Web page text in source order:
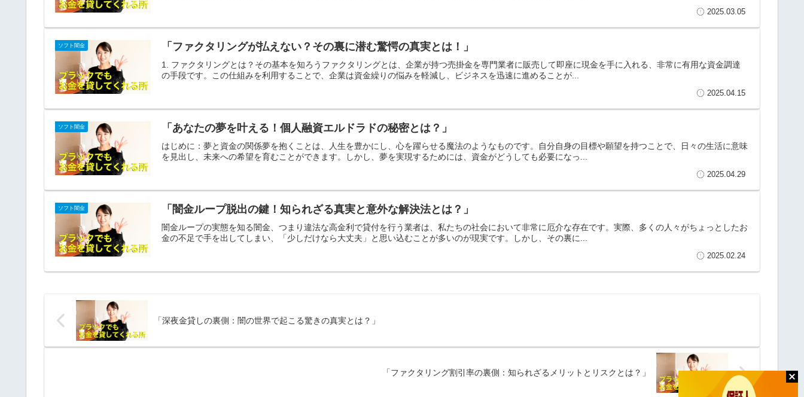
2025.03.05
ソフト闇金 「ファクタリングが払えない？その裏に潜む驚愕の真実とは！」
1. ファクタリングとは？その基本を知ろうファクタリングとは、企業が持つ売掛金を専門業者に販売して即座に現金を手に入れる、非常に有用な資金調達
の手段です。この仕組みを利用することで、企業は資金繰りの悩みを軽減し、ビジネスを迅速に進めることが...
2025.04.15
ソフト闇金 「あなたの夢を叶える！個人融資エルドラドの秘密とは？」
はじめに：夢と資金の関係夢を抱くことは、人生を豊かにし、心を躍らせる魔法のようなものです。自分自身の目標や願望を持つことで、日々の生活に意味
を見出し、未来への希望を育むことができます。しかし、夢を実現するためには、資金がどうしても必要になっ...
2025.04.29
ソフト闇金 「闇金ループ脱出の鍵！知られざる真実と意外な解決法とは？」
闇金ループの実態を知る闇金、つまり違法な高金利で貸付を行う業者は、私たちの社会において非常に厄介な存在です。実際、多くの人々がちょっとしたお
金の不足で手を出してしまい、「少しだけなら大丈夫」と思い込むことが多いのが現実です。しかし、その裏に...
2025.02.24
「深夜金貸しの裏側：闇の世界で起こる驚きの真実とは？」
「ファクタリング割引率の裏側：知られざるメリットとリスクとは？」